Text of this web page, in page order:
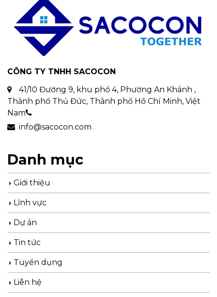
CÔNG TY TNHH SACOCON
41/10 Đường 9, khu phố 4, Phường An Khánh ,
Thành phố Thủ Đức, Thành phố Hồ Chí Minh, Việt
Nam
info@sacocon.com
Danh mục
Giới thiệu